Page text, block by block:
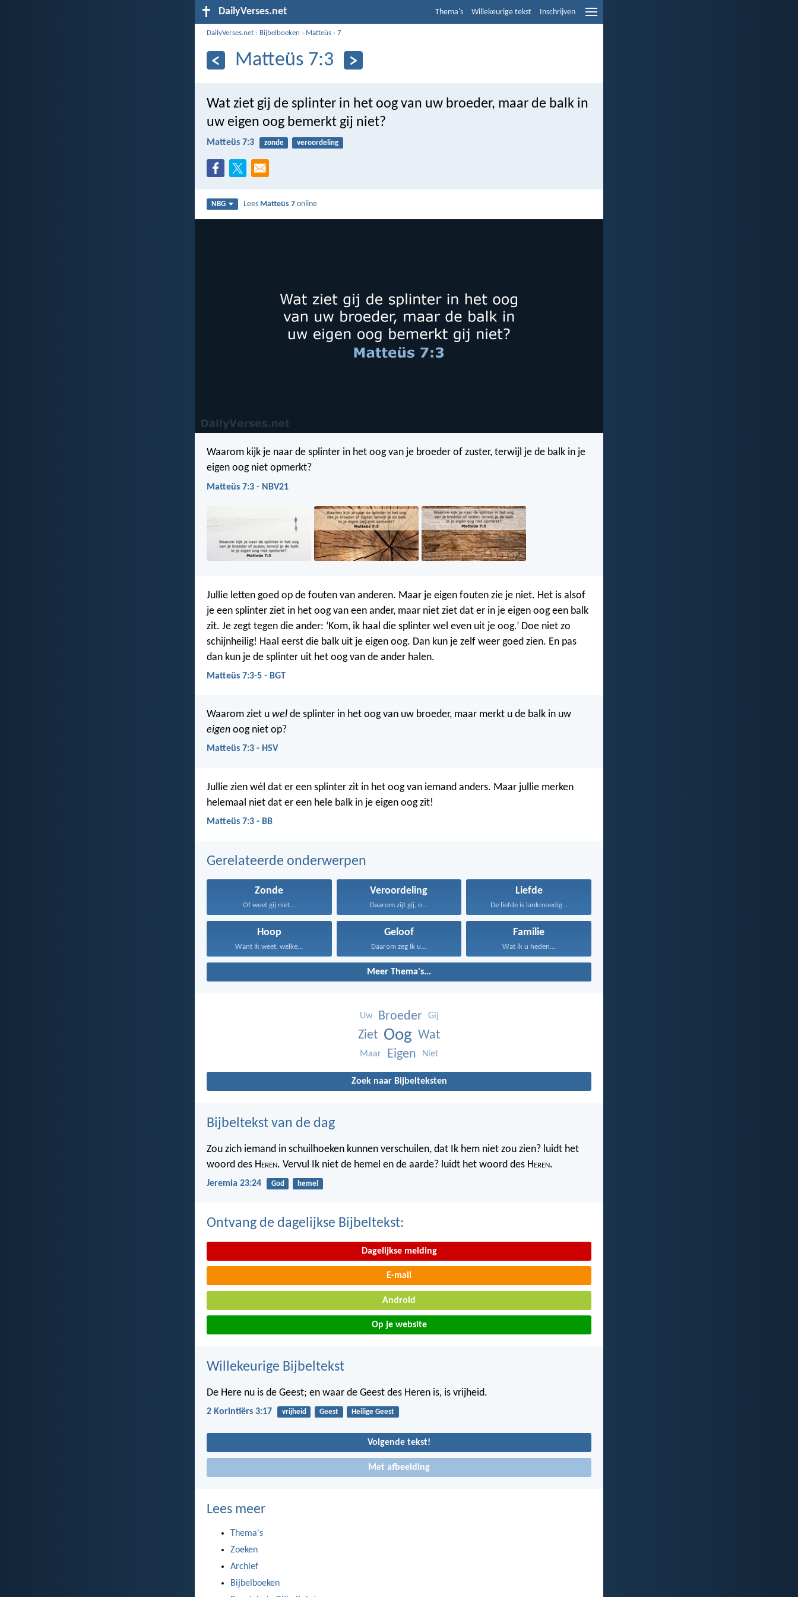
DailyVerses.net Thema's Willekeurige tekst Inschrijven
DailyVerses.net › Bijbelboeken › Matteüs ›7
Matteüs 7:3
Wat ziet gij de splinter in het oog van uw broeder, maar de balk in
uw eigen oog bemerkt gij niet?
Matteüs 7:3 zonde veroordeling
NBG Lees Matteüs 7 online
Waarom kijk je naar de splinter in het oog van je broeder of zuster, terwijl je de balk in je
eigen oog niet opmerkt?
Matteüs 7:3 - NBV21
Jullie letten goed op de fouten van anderen. Maar je eigen fouten zie je niet. Het is alsof
je een splinter ziet in het oog van een ander, maar niet ziet dat er in je eigen oog een balk
zit. Je zegt tegen die ander: ‘Kom, ik haal die splinter wel even uit je oog.’ Doe niet zo
schijnheilig! Haal eerst die balk uit je eigen oog. Dan kun je zelf weer goed zien. En pas
dan kun je de splinter uit het oog van de ander halen.
Matteüs 7:3-5 - BGT
Waarom ziet u wel de splinter in het oog van uw broeder, maar merkt u de balk in uw
eigen oog niet op?
Matteüs 7:3 - HSV
Jullie zien wél dat er een splinter zit in het oog van iemand anders. Maar jullie merken
helemaal niet dat er een hele balk in je eigen oog zit!
Matteüs 7:3 - BB
Gerelateerde onderwerpen
Zonde
Of weet gij niet...
Veroordeling
Daarom zijt gij, o...
Liefde
De liefde is lankmoedig...
Hoop
Want Ik weet, welke...
Geloof
Daarom zeg Ik u...
Familie
Wat ik u heden...
Meer Thema's...
Uw Broeder Gij
Ziet Oog Wat
Maar Eigen Niet
Zoek naar Bijbelteksten
Bijbeltekst van de dag
Zou zich iemand in schuilhoeken kunnen verschuilen, dat Ik hem niet zou zien? luidt het
woord des Heren. Vervul Ik niet de hemel en de aarde? luidt het woord des Heren.
Jeremia 23:24 God hemel
Ontvang de dagelijkse Bijbeltekst:
Dagelijkse melding
E-mail
Android
Op je website
Willekeurige Bijbeltekst
De Here nu is de Geest; en waar de Geest des Heren is, is vrijheid.
2 Korintiërs 3:17 vrijheid Geest Heilige Geest
Volgende tekst!
Met afbeelding
Lees meer
Thema's
Zoeken
Archief
Bijbelboeken